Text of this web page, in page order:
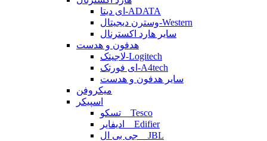
ای دیتا-ADATA
وسترن دیجیتال-Western
سایر هارد اکسترنال
هدفون و هدست
لاجیتک-Logitech
ای فورتک-A4tech
سایر هدفون و هدست
میکروفن
اسپیکر
تسکو _ Tesco
ادیفایر _ Edifier
جی بی ال _ JBL